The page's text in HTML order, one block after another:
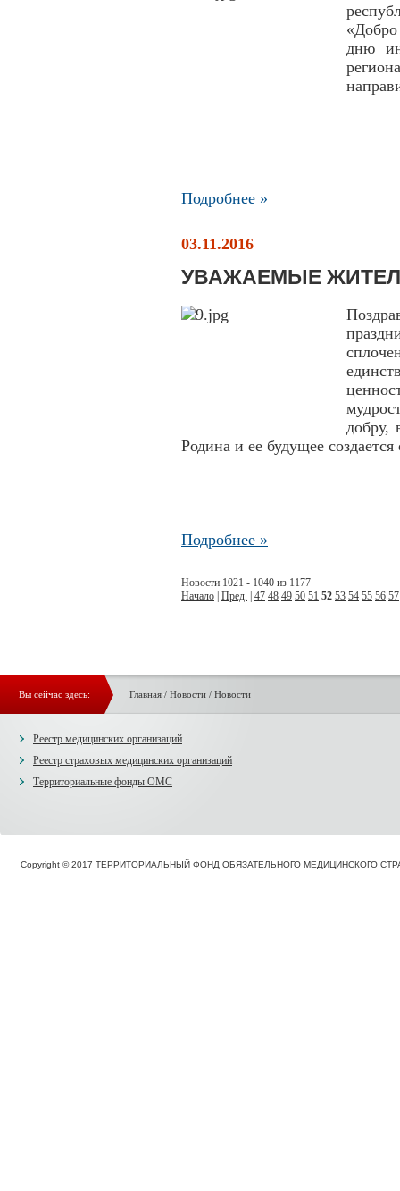
дню
Подробнее »
03.11.2016
УВАЖАЕМЫЕ
добру,
Родина и ее будущее
Подробнее »
Новости 1021 - 1040 из 1177
Начало Пред. 47 48 49 50 51 52 53 54 55 56 57
Вы сейчас здесь: Главная/ Новости / Новости
Реестр медицинских организаций
Реестр страховых медицинских организаций
Территориальные фонды ОМС
Copyright © 2017 ТЕРРИТОРИАЛЬНЫЙ ФОНД ОБЯЗАТЕЛЬНОГО МЕДИЦИНСКОГО